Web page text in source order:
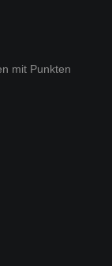
mit Punkten